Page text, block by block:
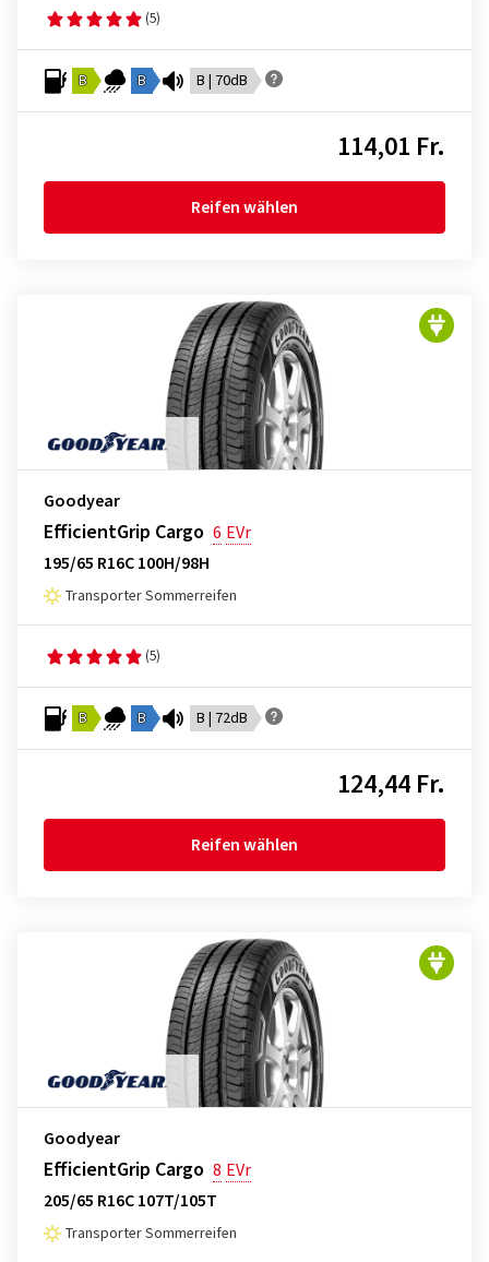
(5)
B B B | 70dB
114,01 Fr.
Reifen wählen
Goodyear
EfficientGrip Cargo 6 EVr
195/65 R16C 100H/98H
Transporter Sommerreifen
(5)
B B B | 72dB
124,44 Fr.
Reifen wählen
Goodyear
EfficientGrip Cargo 8 EVr
205/65 R16C 107T/105T
Transporter Sommerreifen